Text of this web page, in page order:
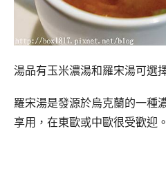
湯品有玉米濃湯和羅宋湯可選
羅宋湯是發源於烏克蘭的一種
享用，在東歐或中歐很受歡迎。